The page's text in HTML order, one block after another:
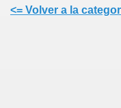
<= Volver a la